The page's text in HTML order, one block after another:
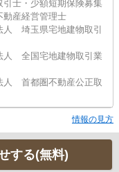
引士・少額短期保険募集
動産経営管理士
人 埼玉県宅地建物取引
人 全国宅地建物取引業
人 首都圏不動産公正取
情報の見方
する(無料)